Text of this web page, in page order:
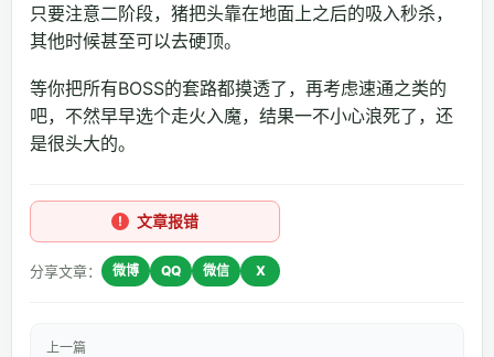
只要注意二阶段，猪把头靠在地面上之后的吸入秒杀，
其他时候甚至可以去硬顶。
等你把所有BOSS的套路都摸透了，再考虑速通之类的
吧，不然早早选个走火入魔，结果一不小心浪死了，还
是很头大的。
文章报错
分享文章： 微博 QQ 微信 X
上一篇